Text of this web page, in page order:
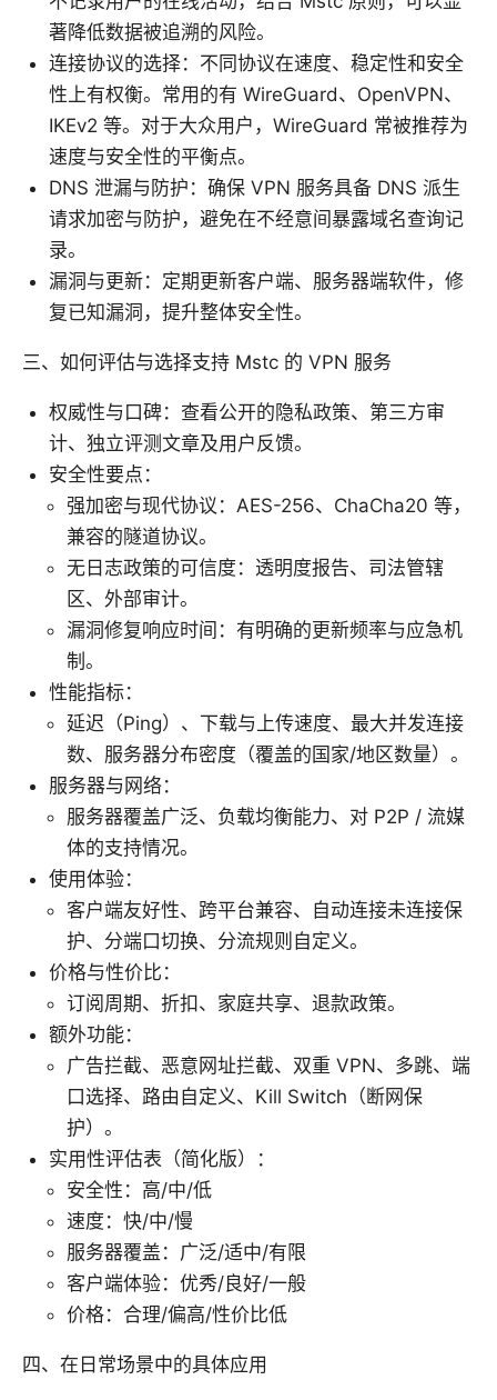
著降低数据被追溯的风险。
连接协议的选择：不同协议在速度、稳定性和安全
性上有权衡。常用的有 WireGuard、OpenVPN、
IKEv2 等。对于大众用户，WireGuard 常被推荐为
速度与安全性的平衡点。
DNS 泄漏与防护：确保 VPN 服务具备 DNS 派生
请求加密与防护，避免在不经意间暴露域名查询记
录。
漏洞与更新：定期更新客户端、服务器端软件，修
复已知漏洞，提升整体安全性。
三、如何评估与选择支持 Mstc 的 VPN 服务
权威性与口碑：查看公开的隐私政策、第三方审
计、独立评测文章及用户反馈。
安全性要点：
强加密与现代协议：AES-256、ChaCha20 等，
兼容的隧道协议。
无日志政策的可信度：透明度报告、司法管辖
区、外部审计。
漏洞修复响应时间：有明确的更新频率与应急机
制。
性能指标：
延迟（Ping）、下载与上传速度、最大并发连接
数、服务器分布密度（覆盖的国家/地区数量）。
服务器与网络：
服务器覆盖广泛、负载均衡能力、对 P2P / 流媒
体的支持情况。
使用体验：
客户端友好性、跨平台兼容、自动连接未连接保
护、分端口切换、分流规则自定义。
价格与性价比：
订阅周期、折扣、家庭共享、退款政策。
额外功能：
广告拦截、恶意网址拦截、双重 VPN、多跳、端
口选择、路由自定义、Kill Switch（断网保
护）。
实用性评估表（简化版）：
安全性：高/中/低
速度：快/中/慢
服务器覆盖：广泛/适中/有限
客户端体验：优秀/良好/一般
价格：合理/偏高/性价比低
四、在日常场景中的具体应用